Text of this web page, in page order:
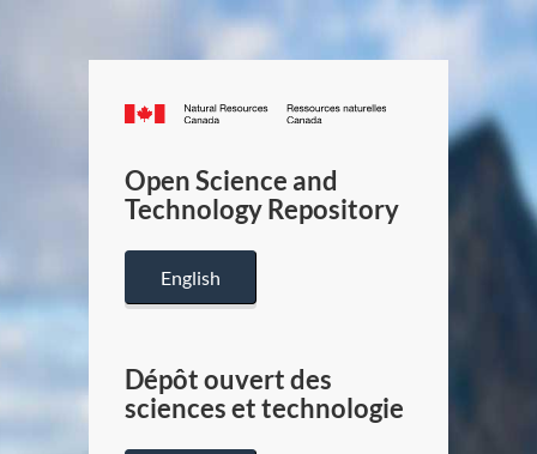
Canada.ca
/
Canada
Open Science and
Technology Repository
English
Dépôt ouvert des
sciences et technologie